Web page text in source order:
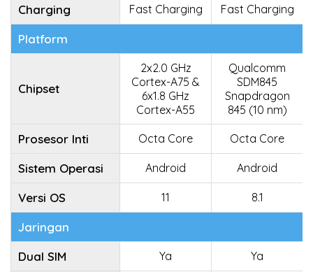
Charging Fast Charging Fast Charging
Platform
Chipset
2x2.0 GHz
Cortex-A75 &
6x1.8 GHz
Cortex-A55
Qualcomm
SDM845
Snapdragon
845 (10 nm)
Prosesor Inti Octa Core Octa Core
Sistem Operasi Android Android
Versi OS 11 8.1
Jaringan
Dual SIM
Ya Ya